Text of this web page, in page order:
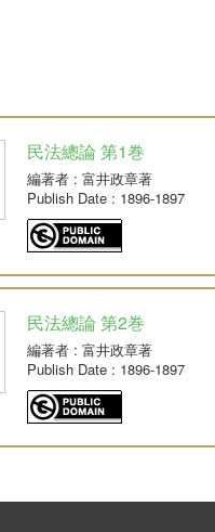
民法總論 第1巻
編著者 : 富井政章著
Publish Date : 1896-1897
民法總論 第2巻
編著者 : 富井政章著
Publish Date : 1896-1897